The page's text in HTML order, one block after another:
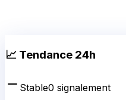
📈 Tendance 24h
Stable0 signalement